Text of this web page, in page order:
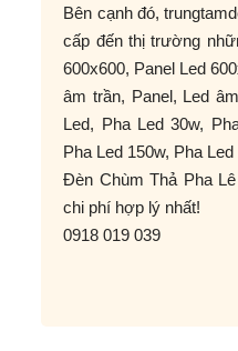
Bên cạnh đó,
cấp đến thị trường
600x600, Panel Led
âm trần, Panel, Led
Led, Pha Led 30w,
Pha Led 150w, Pha
Đèn Chùm Thả Pha
chi phí hợp lý nhất!
0918 019 039